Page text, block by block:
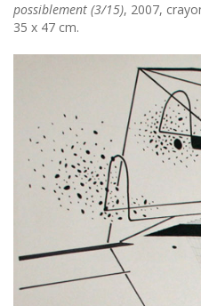
possiblement (3/15), 2007,
35 x 47 cm.